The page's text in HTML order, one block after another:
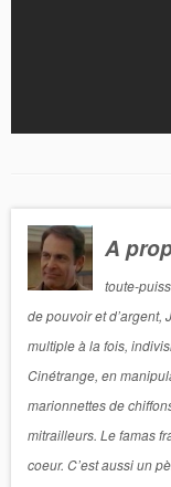
A
toute-
de pouvoir et d’argent,
multiple à la fois,
Cinétrange, en
marionnettes de
mitrailleurs. Le famas
coeur. C’est aussi un